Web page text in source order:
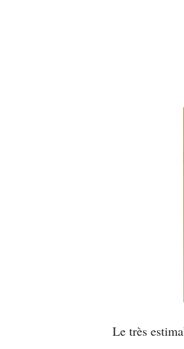
Le très